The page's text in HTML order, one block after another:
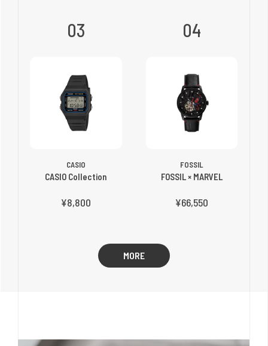
03
CASIO
CASIO Collection
¥8,800
04
FOSSIL
FOSSIL × MARVEL
¥66,550
MORE